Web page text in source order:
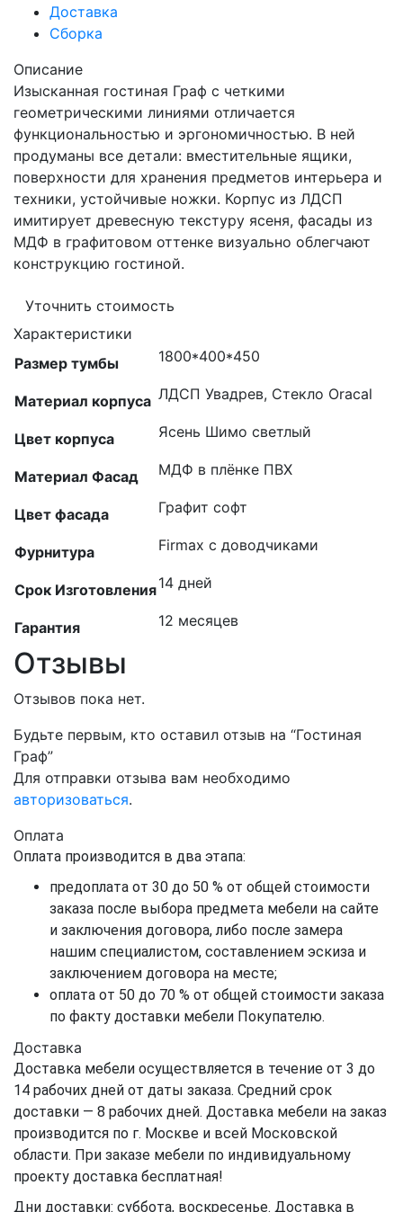
Доставка
Сборка
Описание
Изысканная гостиная Граф с четкими
геометрическими линиями отличается
функциональностью и эргономичностью. В ней
продуманы все детали: вместительные ящики,
поверхности для хранения предметов интерьера и
техники, устойчивые ножки. Корпус из ЛДСП
имитирует древесную текстуру ясеня, фасады из
МДФ в графитовом оттенке визуально облегчают
конструкцию гостиной.
Уточнить стоимость
Характеристики
Размер тумбы
1800*400*450
Материал корпуса ЛДСП Увадрев, Стекло Oracal
Цвет корпуса Ясень Шимо светлый
Материал Фасад МДФ в плёнке ПВХ
Цвет фасада Графит софт
Фурнитура Firmax с доводчиками
Срок Изготовления14 дней
Гарантия 12 месяцев
Отзывы
Отзывов пока нет.
Будьте первым, кто оставил отзыв на “Гостиная
Граф”
Для отправки отзыва вам необходимо
авторизоваться.
Оплата
Оплата производится в два этапа:
предоплата от 30 до 50 % от общей стоимости
заказа после выбора предмета мебели на сайте
и заключения договора, либо после замера
нашим специалистом, составлением эскиза и
заключением договора на месте;
оплата от 50 до 70 % от общей стоимости заказа
по факту доставки мебели Покупателю.
Доставка
Доставка мебели осуществляется в течение от 3 до
14 рабочих дней от даты заказа. Средний срок
доставки — 8 рабочих дней. Доставка мебели на заказ
производится по г. Москве и всей Московской
области. При заказе мебели по индивидуальному
проекту доставка бесплатная!
Дни доставки: суббота, воскресенье. Доставка в